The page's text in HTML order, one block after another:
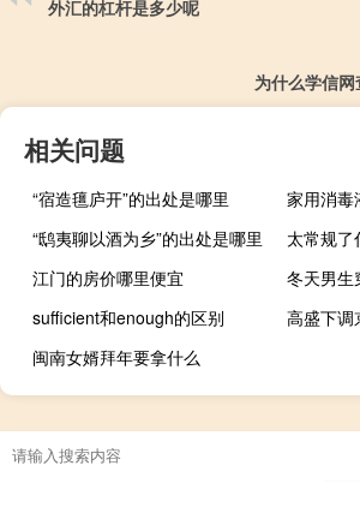
外汇的杠杆是多少呢
为什么学信
相关问题
“宿造氊庐开”的出处是哪里
家用消毒
“鸱夷聊以酒为乡”的出处是哪里
太常规了
江门的房价哪里便宜
冬天男生
sufficient和enough的区别
闽南女婿拜年要拿什么